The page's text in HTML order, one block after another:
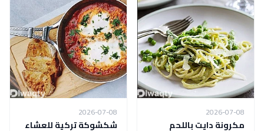
2026-07-08
مكرونة دايت باللحم
2026-07-08
شكشوكة تركية للعشاء